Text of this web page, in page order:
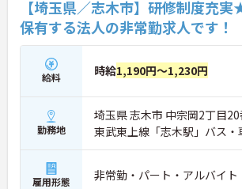
【埼玉県／志木市】研修制度充
保有する法人の非常勤求人です！
給料 時給1,190円～1,230円
勤務地
埼玉県 志木市 中宗岡2丁目
東武東上線「志木駅」バス・
雇用形態 非常勤・パート・アルバイト